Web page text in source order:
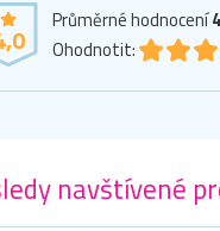
Průměrné hodnocení
Ohodnotit:
navštívené